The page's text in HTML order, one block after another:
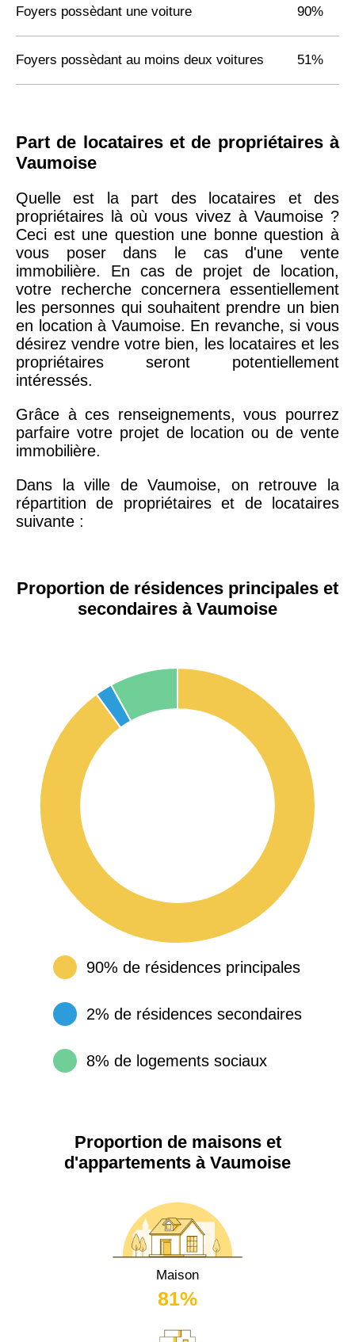
Foyers possèdant une voiture 90%
Foyers possèdant au moins deux voitures 51%
Part de locataires et de propriétaires à
Vaumoise
Quelle est la part des locataires et des
propriétaires là où vous vivez à Vaumoise ?
Ceci est une question une bonne question à
vous poser dans le cas d'une vente
immobilière. En cas de projet de location,
votre recherche concernera essentiellement
les personnes qui souhaitent prendre un bien
en location à Vaumoise. En revanche, si vous
désirez vendre votre bien, les locataires et les
propriétaires seront potentiellement
intéressés.
Grâce à ces renseignements, vous pourrez
parfaire votre projet de location ou de vente
immobilière.
Dans la ville de Vaumoise, on retrouve la
répartition de propriétaires et de locataires
suivante :
Proportion de résidences principales et
secondaires à Vaumoise
90% de résidences principales
2% de résidences secondaires
8% de logements sociaux
Proportion de maisons et
d'appartements à Vaumoise
Maison
81%